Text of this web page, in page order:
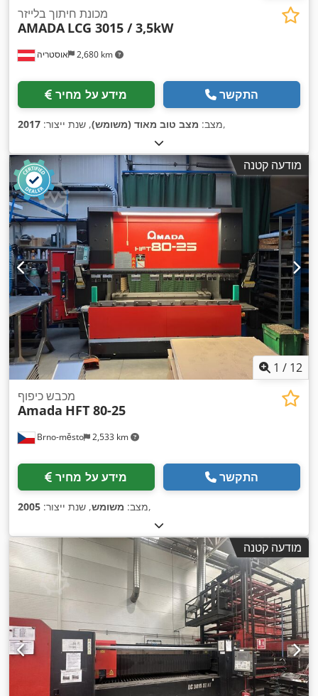
אוסטריה 2,680 km
מכונת חיתוך בלייזר
AMADA LCG 3015 / 3,5kW
מידע על מחיר התקשר
מצב: מצב טוב מאוד (משומש), שנת ייצור: 2017 ,
מודעה קטנה
1 / 12
Brno-město 2,533 km
מכבש כיפוף
Amada HFT 80-25
מידע על מחיר התקשר
מצב: משומש, שנת ייצור: 2005 ,
מודעה קטנה